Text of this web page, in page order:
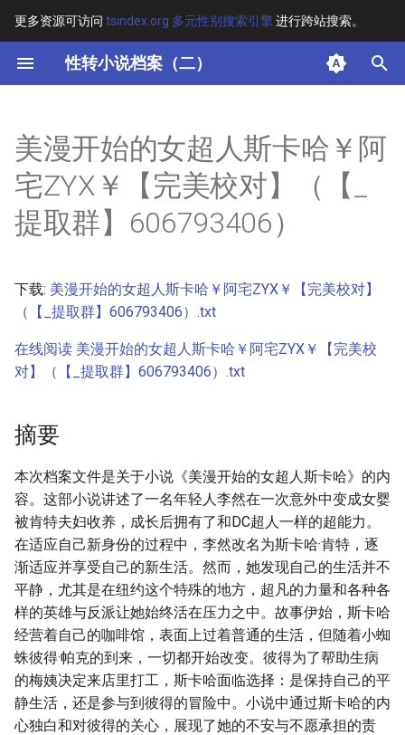
更多资源可访问 tsindex.org 多元性别搜索引擎进行跨站搜索。
性转小说档案（二）
键
开
始
搜
其他信息
正文
美漫开始的女超人斯卡哈￥阿
宅ZYX￥【完美校对】（【_
提取群】606793406）
下载: 美漫开始的女超人斯卡哈￥阿宅ZYX￥【完美校对】
（【_提取群】606793406）.txt
在线阅读 美漫开始的女超人斯卡哈￥阿宅ZYX￥【完美校
对】（【_提取群】606793406）.txt
摘要
本次档案文件是关于小说《美漫开始的女超人斯卡哈》的内
容。这部小说讲述了一名年轻人李然在一次意外中变成女婴
被肯特夫妇收养，成长后拥有了和DC超人一样的超能力。
在适应自己新身份的过程中，李然改名为斯卡哈·肯特，逐
渐适应并享受自己的新生活。然而，她发现自己的生活并不
平静，尤其是在纽约这个特殊的地方，超凡的力量和各种各
样的英雄与反派让她始终活在压力之中。故事伊始，斯卡哈
经营着自己的咖啡馆，表面上过着普通的生活，但随着小蜘
蛛彼得·帕克的到来，一切都开始改变。彼得为了帮助生病
的梅姨决定来店里打工，斯卡哈面临选择：是保持自己的平
静生活，还是参与到彼得的冒险中。小说中通过斯卡哈的内
心独白和对彼得的关心，展现了她的不安与不愿承担的责